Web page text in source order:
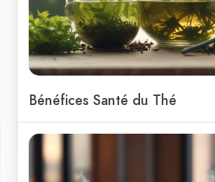
Bénéfices Santé du Thé